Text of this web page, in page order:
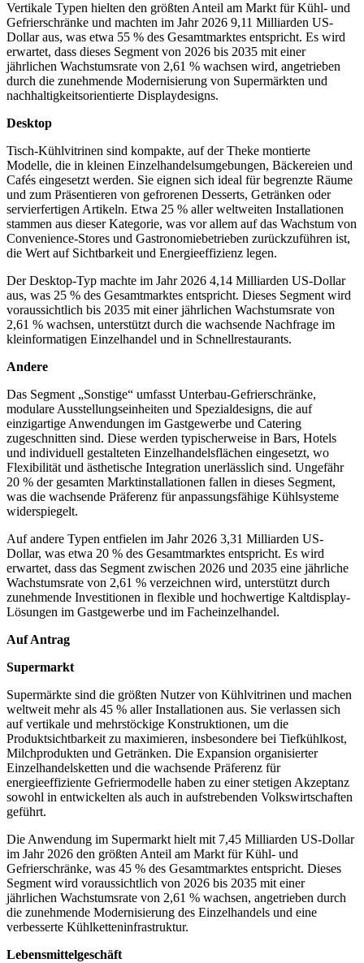
Vertikale Typen hielten den größten Anteil am Markt für Kühl- und
Gefrierschränke und machten im Jahr 2026 9,11 Milliarden US-
Dollar aus, was etwa 55 % des Gesamtmarktes entspricht. Es wird
erwartet, dass dieses Segment von 2026 bis 2035 mit einer
jährlichen Wachstumsrate von 2,61 % wachsen wird, angetrieben
durch die zunehmende Modernisierung von Supermärkten und
nachhaltigkeitsorientierte Displaydesigns.
Desktop
Tisch-Kühlvitrinen sind kompakte, auf der Theke montierte
Modelle, die in kleinen Einzelhandelsumgebungen, Bäckereien und
Cafés eingesetzt werden. Sie eignen sich ideal für begrenzte Räume
und zum Präsentieren von gefrorenen Desserts, Getränken oder
servierfertigen Artikeln. Etwa 25 % aller weltweiten Installationen
stammen aus dieser Kategorie, was vor allem auf das Wachstum von
Convenience-Stores und Gastronomiebetrieben zurückzuführen ist,
die Wert auf Sichtbarkeit und Energieeffizienz legen.
Der Desktop-Typ machte im Jahr 2026 4,14 Milliarden US-Dollar
aus, was 25 % des Gesamtmarktes entspricht. Dieses Segment wird
voraussichtlich bis 2035 mit einer jährlichen Wachstumsrate von
2,61 % wachsen, unterstützt durch die wachsende Nachfrage im
kleinformatigen Einzelhandel und in Schnellrestaurants.
Andere
Das Segment „Sonstige“ umfasst Unterbau-Gefrierschränke,
modulare Ausstellungseinheiten und Spezialdesigns, die auf
einzigartige Anwendungen im Gastgewerbe und Catering
zugeschnitten sind. Diese werden typischerweise in Bars, Hotels
und individuell gestalteten Einzelhandelsflächen eingesetzt, wo
Flexibilität und ästhetische Integration unerlässlich sind. Ungefähr
20 % der gesamten Marktinstallationen fallen in dieses Segment,
was die wachsende Präferenz für anpassungsfähige Kühlsysteme
widerspiegelt.
Auf andere Typen entfielen im Jahr 2026 3,31 Milliarden US-
Dollar, was etwa 20 % des Gesamtmarktes entspricht. Es wird
erwartet, dass das Segment zwischen 2026 und 2035 eine jährliche
Wachstumsrate von 2,61 % verzeichnen wird, unterstützt durch
zunehmende Investitionen in flexible und hochwertige Kaltdisplay-
Lösungen im Gastgewerbe und im Facheinzelhandel.
Auf Antrag
Supermarkt
Supermärkte sind die größten Nutzer von Kühlvitrinen und machen
weltweit mehr als 45 % aller Installationen aus. Sie verlassen sich
auf vertikale und mehrstöckige Konstruktionen, um die
Produktsichtbarkeit zu maximieren, insbesondere bei Tiefkühlkost,
Milchprodukten und Getränken. Die Expansion organisierter
Einzelhandelsketten und die wachsende Präferenz für
energieeffiziente Gefriermodelle haben zu einer stetigen Akzeptanz
sowohl in entwickelten als auch in aufstrebenden Volkswirtschaften
geführt.
Die Anwendung im Supermarkt hielt mit 7,45 Milliarden US-Dollar
im Jahr 2026 den größten Anteil am Markt für Kühl- und
Gefrierschränke, was 45 % des Gesamtmarktes entspricht. Dieses
Segment wird voraussichtlich von 2026 bis 2035 mit einer
jährlichen Wachstumsrate von 2,61 % wachsen, angetrieben durch
die zunehmende Modernisierung des Einzelhandels und eine
verbesserte Kühlketteninfrastruktur.
Lebensmittelgeschäft